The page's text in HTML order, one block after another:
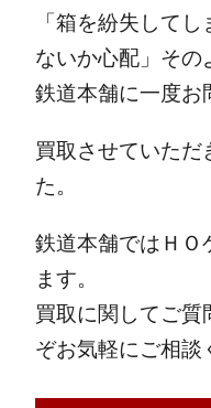
「箱を紛失して
ないか心配」その
鉄道本舗に一度お
買取させていただ
た。
鉄道本舗ではＨＯ
ます。
買取に関してご質
ぞお気軽にご相談